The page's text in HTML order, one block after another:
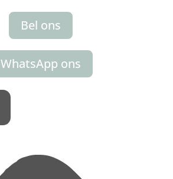
Bel ons
WhatsApp ons